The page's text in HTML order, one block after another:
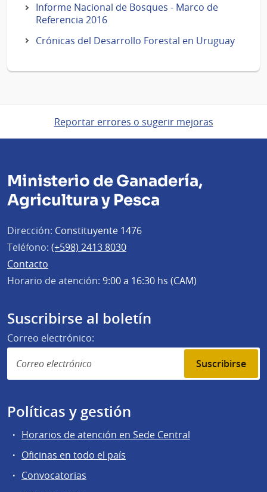
Informe Nacional de Bosques - Marco de
Referencia 2016
Crónicas del Desarrollo Forestal en Uruguay
Reportar errores o sugerir mejoras
Ministerio de Ganadería,
Agricultura y Pesca
Dirección: Constituyente 1476
Teléfono: (+598) 2413 8030
Contacto
Horario de atención: 9:00 a 16:30 hs (CAM)
Suscribirse al boletín
Correo electrónico:
Suscribirse
Políticas y gestión
Horarios de atención en Sede Central
Oficinas en todo el país
Convocatorias